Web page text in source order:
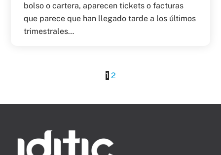
bolso o cartera, aparecen tickets o facturas
que parece que han llegado tarde a los últimos
trimestrales…
1 2